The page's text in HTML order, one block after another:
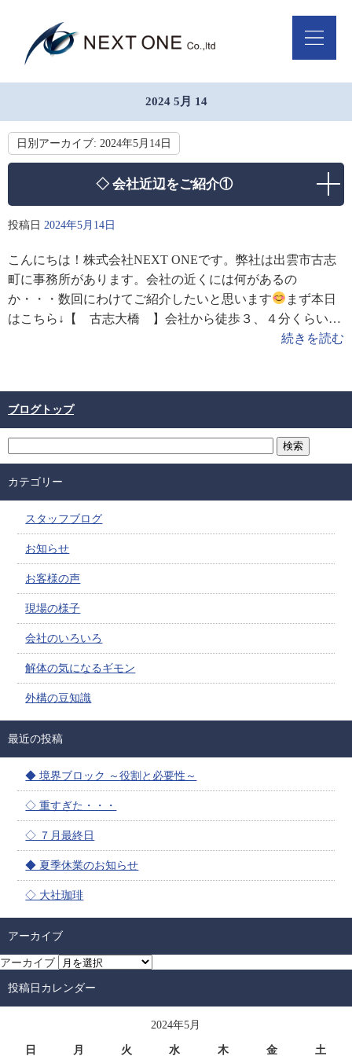
2024 5月 14
日別アーカイブ: 2024年5月14日
◇ 会社近辺をご紹介①
投稿日 2024年5月14日
こんにちは！株式会社NEXT ONEです。弊社は出雲市古志
町に事務所があります。会社の近くには何があるの
か・・・数回にわけてご紹介したいと思います
まず本日
はこちら↓【 古志大橋 】会社から徒歩３、４分くらいの
所にあります。とても目立つ大きな赤いアーチ橋。その
続きを読む
ブログトップ
カテゴリー
スタッフブログ
お知らせ
お客様の声
現場の様子
会社のいろいろ
解体の気になるギモン
外構の豆知識
最近の投稿
◆ 境界ブロック ～役割と必要性～
◇ 重すぎた・・・
◇ ７月最終日
◆ 夏季休業のお知らせ
◇ 大社珈琲
アーカイブ
アーカイブ
投稿日カレンダー
2024年5月
日 月 火 水 木 金 土